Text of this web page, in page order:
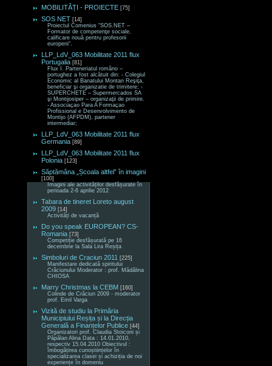
MOBILITĂȚI - PROIECTE [75]
SOS NET [14]
Proiectul Comenius “SOS.NET –
Formator de competenţe sociale,
calificare nouă pentru profesorii
europeni“.
LLP_LdV_063 Mobilitate 2011 flux
Portugalia [81]
Flux I. Parteneriatul româno –
portughez a fost alcătuit din: - Colegiul
Economic al Banatului Montan Reşiţa,
beneficiar şi organizatie de trimitere; -
SUPERCHETE – Supermercados SA
şi Montijosiper – organizaţii de primire.
- Associaçao Para A Formaçao
Profissional e Desenvolvimento de
Montijo (AFPDM), partener
intermediar;
LLP_LdV_063 Mobilitate 2011 flux
Germania [89]
LLP_LdV_063 Mobilitate 2011 flux
Polonia [123]
Săptămâna „Școala altfel” în imagini
[100]
Imagini ale activităților desfășurate în
perioada 2-6 aprilie 2012
Tabara de tineret Loreto august
2009 [14]
Activități de vacanță
Do you speak EUROPEAN? CS-
Romania [73]
Competiție desfășurată pe 16
decembrie la Sala Lira Reșița
Simboluri de Craciun 2011 [225]
Manifestare dedicată spiritului
Crăciunului Moderator : prof. Mădălina
CHIOSA
Marry Christmas la CEBM [160]
Colinde de Crăciun 2009 - moderator
prof. Emil Varga
Vizită de studiu la Primăria
Municipiului Reșița și la Direcția
Generală a Finanțelor Publice [44]
Organizatori prof. Claudia Stoiconi și
Păpălan Alina Data : 14.01.2010,
respectiv 15.04.2010 Obiectivul :
îmbogățirea cunoștiințelor în
specializarea clasei și achiziția de noi
experiențe în domeniu